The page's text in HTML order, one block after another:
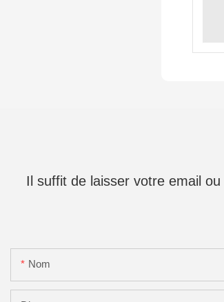
Il suffit de laisser votre email
Nom